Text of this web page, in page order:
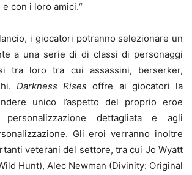
con i loro amici.“
i giocatori potranno selezionare un
a una serie di di classi di personaggi
tra loro tra cui assassini, berserker,
Darkness Rises offre ai giocatori la
unico l’aspetto del proprio eroe
dettagliatae agli
Gli eroiverranno inoltre
veterani del settore, tra cui Jo Wyatt
Hunt), Alec Newman (Divinity: Original